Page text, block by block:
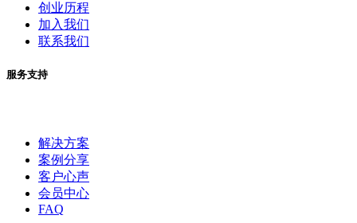
创业历程
加入我们
联系我们
服务支持
解决方案
案例分享
客户心声
会员中心
FAQ